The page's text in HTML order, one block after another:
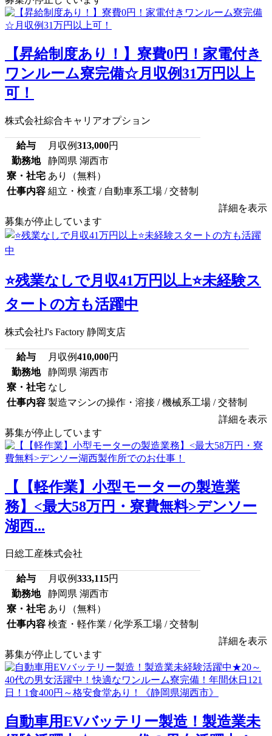
【昇給制度あり！】寮費0円！家電付き
ワンルーム寮完備☆月収例31万円以上
可！
株式会社綜合キャリアオプション
給与 月収例313,000円
勤務地
静岡県 湖西市
寮・社宅 あり（無料）
仕事内容 組立・検査 / 自動車系工場 / 交替制
詳細を表示
募集が停止しています
⭐残業なしで月収41万円以上⭐未経験ス
タートの方も活躍中
株式会社J's Factory 静岡支店
給与 月収例410,000円
勤務地
静岡県 湖西市
寮・社宅 なし
仕事内容 製造マシンの操作・溶接 / 機械系工場 / 交替制
詳細を表示
募集が停止しています
【【軽作業】小型モーターの製造業
務】<最大58万円・寮費無料>デンソー
湖西...
日総工産株式会社
給与 月収例333,115円
勤務地
静岡県 湖西市
寮・社宅 あり（無料）
仕事内容 検査・軽作業 / 化学系工場 / 交替制
詳細を表示
募集が停止しています
自動車用EVバッテリー製造！製造業未